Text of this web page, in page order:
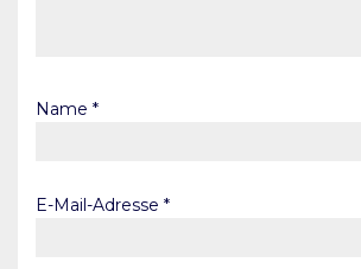
Name *
E-Mail-Adresse *